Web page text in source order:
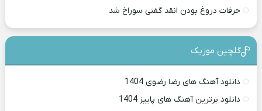
حرفات دروغ بودن انقد گفتی سوراخ شد
گلچین موزیک
دانلود آهنگ های رضا رضوی 1404
دانلود برترین آهنگ های پاییز 1404